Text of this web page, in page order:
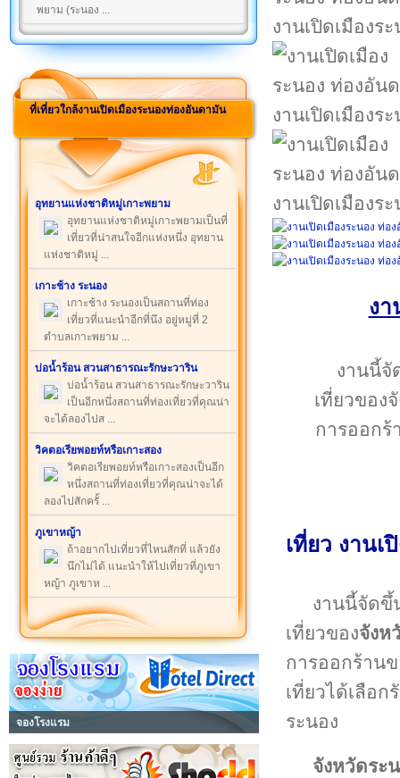
พยาม (ระนอง ...
ที่เที่ยวใกล้งานเปิดเมืองระนองท่องอันดามัน
อุทยานแห่งชาติหมู่เกาะพยาม
อุทยานแห่งชาติหมู่เกาะพยามเป็นที่
เที่ยวที่น่าสนใจอีกแห่งหนึ่ง อุทยาน
แห่งชาติหมู่ ...
เกาะช้าง ระนอง
เกาะช้าง ระนองเป็นสถานที่ท่อง
เที่ยวที่แนะนำอีกที่นึง อยู่หมู่ที่ 2
ตำบลเกาะพยาม ...
บ่อน้ำร้อน สวนสาธารณะรักษะวาริน
บ่อน้ำร้อน สวนสาธารณะรักษะวาริน
เป็นอีกหนึ่งสถานที่ท่องเที่ยวที่คุณน่า
จะได้ลองไปส ...
วิคตอเรียพอยท์หรือเกาะสอง
วิคตอเรียพอยท์หรือเกาะสองเป็นอีก
หนึ่งสถานที่ท่องเที่ยวที่คุณน่าจะได้
ลองไปสักครั้ ...
ภูเขาหญ้า
ถ้าอยากไปเที่ยวที่ไหนสักที่ แล้วยัง
นึกไม่ได้ แนะนำให้ไปเที่ยวที่ภูเขา
หญ้า ภูเขาห ...
จองโรงแรม
งานเปิดเมืองร
งานเปิดเมืองร
งานเปิดเมืองร
งา
งานนี้จั
เที่ยวของ
การออกร้
เที่ยว งาน
งานนี้จัดขึ้
เที่ยวของจังห
การออกร้าน
เที่ยวได้เลือ
ระนอง
จังหวัดระ